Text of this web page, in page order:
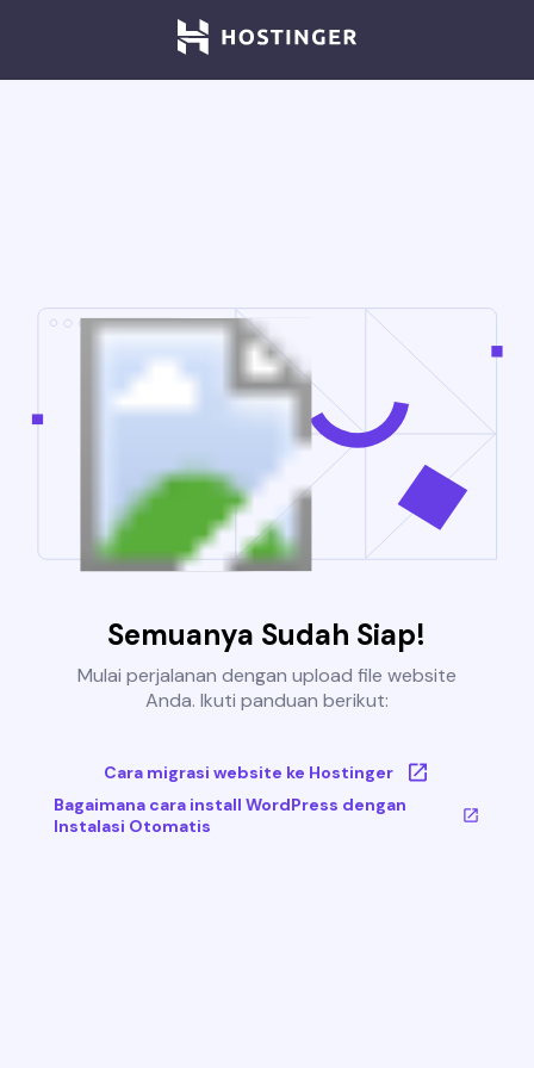
Semuanya Sudah Siap!
Mulai perjalanan dengan upload file website
Anda. Ikuti panduan berikut:
Cara migrasi website ke Hostinger
Bagaimana cara install WordPress dengan
Instalasi Otomatis